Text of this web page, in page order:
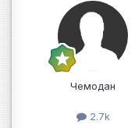
Чемодан
2.7k